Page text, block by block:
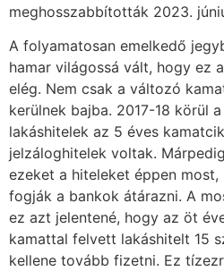
meghosszabbították 2023.
A folyamatosan emelkedő
hamar világossá vált, hogy ez
elég. Nem csak a változó
kerülnek bajba. 2017-18 körül
lakáshitelek az 5 éves
jelzáloghitelek voltak.
ezeket a hiteleket éppen
fogják a bankok átárazni. A
ez azt jelentené, hogy az öt
kamattal felvett lakáshitelt 15
kellene tovább fizetni. Ez